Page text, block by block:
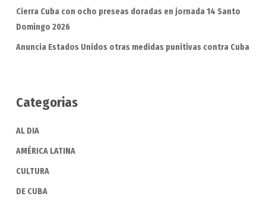
Cierra Cuba con ocho preseas doradas en jornada 14 Santo
Domingo 2026
Anuncia Estados Unidos otras medidas punitivas contra Cuba
Categorias
AL DIA
AMÉRICA LATINA
CULTURA
DE CUBA